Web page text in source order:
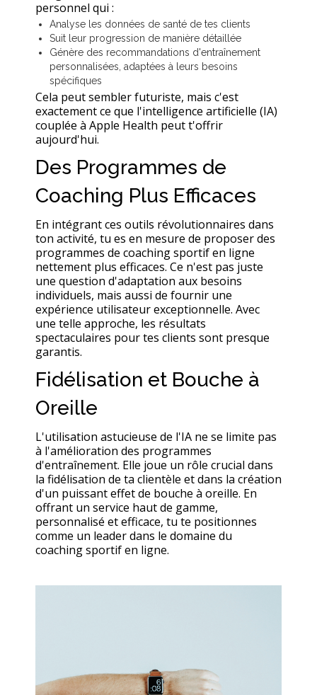
personnel qui :
Analyse les données de santé de tes clients
Suit leur progression de manière détaillée
Génère des recommandations d'entraînement
personnalisées, adaptées à leurs besoins
spécifiques
Cela peut sembler futuriste, mais c'est
exactement ce que l'intelligence artificielle (IA)
couplée à Apple Health peut t'offrir
aujourd'hui.
Des Programmes de
Coaching Plus Efficaces
En intégrant ces outils révolutionnaires dans
ton activité, tu es en mesure de proposer des
programmes de coaching sportif en ligne
nettement plus efficaces. Ce n'est pas juste
une question d'adaptation aux besoins
individuels, mais aussi de fournir une
expérience utilisateur exceptionnelle. Avec
une telle approche, les résultats
spectaculaires pour tes clients sont presque
garantis.
Fidélisation et Bouche à
Oreille
L'utilisation astucieuse de l'IA ne se limite pas
à l'amélioration des programmes
d'entraînement. Elle joue un rôle crucial dans
la fidélisation de ta clientèle et dans la création
d'un puissant effet de bouche à oreille. En
offrant un service haut de gamme,
personnalisé et efficace, tu te positionnes
comme un leader dans le domaine du
coaching sportif en ligne.